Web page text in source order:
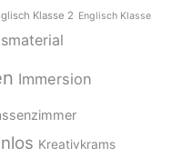
Klasse 2 Englisch Klasse
Immersion
Kreativkrams